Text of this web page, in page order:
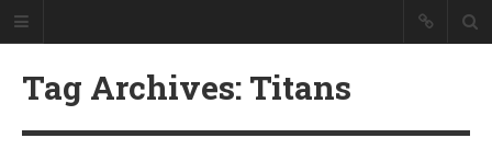
Tag Archives: Titans